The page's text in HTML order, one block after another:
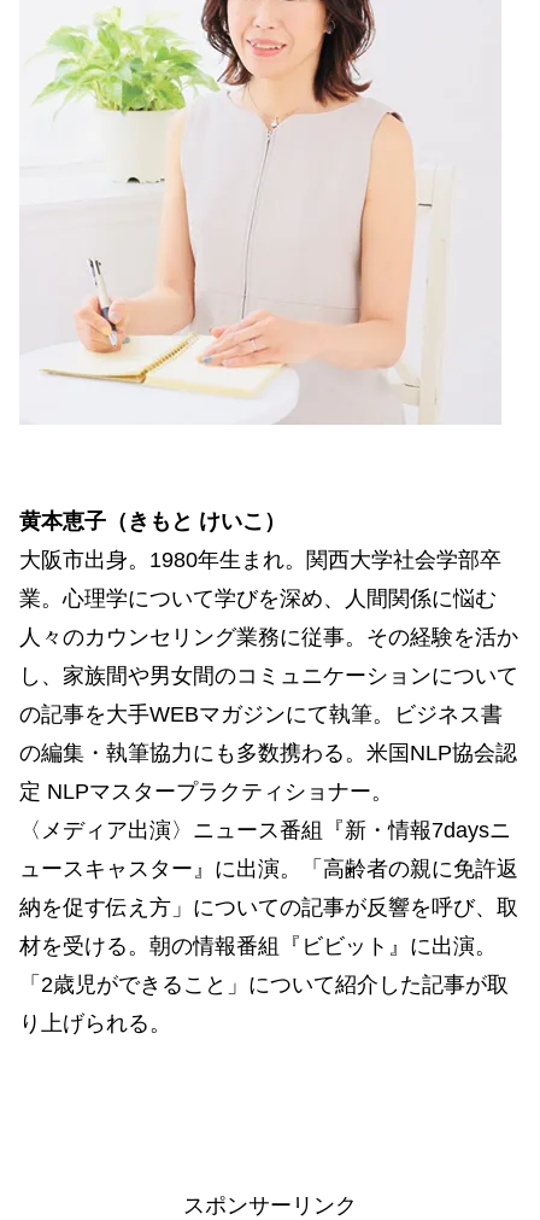
黄本恵子（きもと けいこ）
大阪市出身。1980年生まれ。関西大学社会学部卒
業。心理学について学びを深め、人間関係に悩む
人々のカウンセリング業務に従事。その経験を活か
し、家族間や男女間のコミュニケーションについて
の記事を大手WEBマガジンにて執筆。ビジネス書
の編集・執筆協力にも多数携わる。米国NLP協会認
定 NLPマスタープラクティショナー。
〈メディア出演〉ニュース番組『新・情報7daysニ
ュースキャスター』に出演。「高齢者の親に免許返
納を促す伝え方」についての記事が反響を呼び、取
材を受ける。朝の情報番組『ビビット』に出演。
「2歳児ができること」について紹介した記事が取
り上げられる。
スポンサーリンク